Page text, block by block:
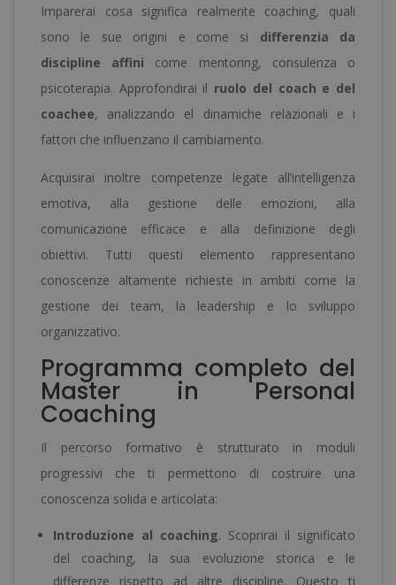
Imparerai cosa significa realmente coaching, quali
sono le sue origini e come si differenzia da
discipline affini come mentoring, consulenza o
psicoterapia. Approfondirai il ruolo del coach e del
coachee, analizzando el dinamiche relazionali e i
fattori che influenzano il cambiamento.
Acquisirai inoltre competenze legate all’intelligenza
emotiva, alla gestione delle emozioni, alla
comunicazione efficace e alla definizione degli
obiettivi. Tutti questi elemento rappresentano
conoscenze altamente richieste in ambiti come la
gestione dei team, la leadership e lo sviluppo
organizzativo.
Programma completo del
Master in Personal
Coaching
Il percorso formativo è strutturato in moduli
progressivi che ti permettono di costruire una
conoscenza solida e articolata:
Introduzione al coaching. Scoprirai il significato
del coaching, la sua evoluzione storica e le
differenze rispetto ad altre discipline. Questo ti